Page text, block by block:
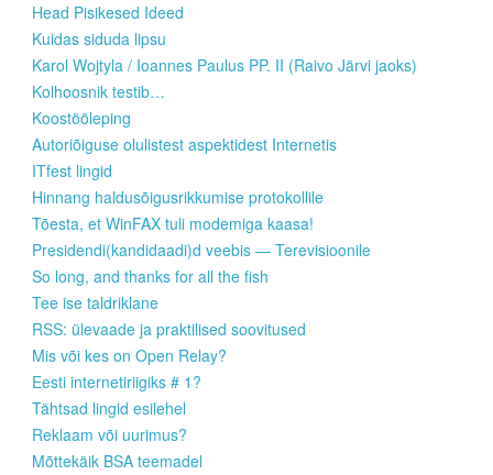
Head Pisikesed Ideed
Kuidas siduda lipsu
Karol Wojtyla / Ioannes Paulus PP. II (Raivo Järvi jaoks)
Kolhoosnik testib…
Koostööleping
Autoriõiguse olulistest aspektidest Internetis
ITfest lingid
Hinnang haldusõigusrikkumise protokollile
Tõesta, et WinFAX tuli modemiga kaasa!
Presidendi(kandidaadi)d veebis — Terevisioonile
So long, and thanks for all the fish
Tee ise taldriklane
RSS: ülevaade ja praktilised soovitused
Mis või kes on Open Relay?
Eesti internetiriigiks # 1?
Tähtsad lingid esilehel
Reklaam või uurimus?
Mõttekäik BSA teemadel